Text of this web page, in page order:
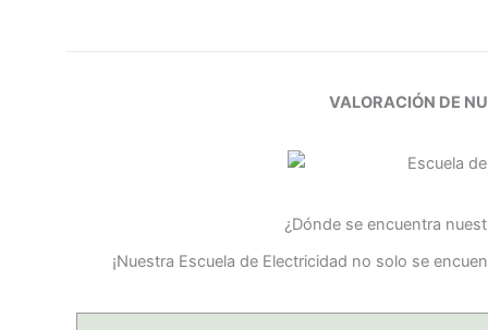
VALORACIÓN DE
¿Dónde se encuentra
¡Nuestra Escuela de Electricidad no solo se